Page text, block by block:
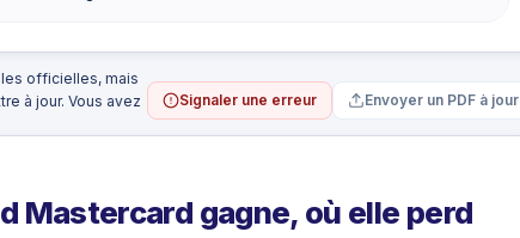
officielles, mais
à jour. Vous avez
Signaler une erreur Envoyer un PDF à jour
Mastercard gagne, où elle perd